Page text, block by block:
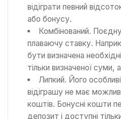
відіграти певний
або бонусу.
Комбінований.
плаваючу ставку.
бути визначена
тільки визначеної суми,
Липкий. Його
відіграшу не має
коштів. Бонусні кошти
депозит і доступні